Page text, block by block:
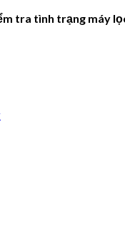
tra tình trạng máy